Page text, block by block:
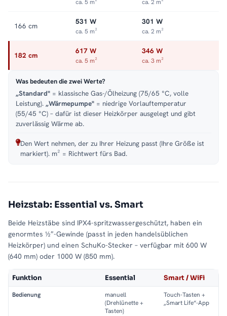
ca. 5 m² ca. 2 m²
166 cm 531 W
ca. 5 m²
301 W
ca. 2 m²
182 cm 617 W
ca. 5 m²
346 W
ca. 3 m²
Was bedeuten die zwei Werte?
„Standard" = klassische Gas-/Ölheizung (75/65 °C, volle
Leistung). „Wärmepumpe" = niedrige Vorlauftemperatur
(55/45 °C) – dafür ist dieser Heizkörper ausgelegt und gibt
zuverlässig Wärme ab.
Den Wert nehmen, der zu Ihrer Heizung passt (Ihre Größe ist
markiert). m² = Richtwert fürs Bad.
Heizstab: Essential vs. Smart
Beide Heizstäbe sind IPX4-spritzwassergeschützt, haben ein
genormtes ½″-Gewinde (passt in jeden handelsüblichen
Heizkörper) und einen SchuKo-Stecker – verfügbar mit 600 W
(640 mm) oder 1000 W (850 mm).
Funktion Essential Smart / WiFi
Bedienung
manuell
(Drehlünette +
Tasten)
Touch-Tasten +
„Smart Life“-App